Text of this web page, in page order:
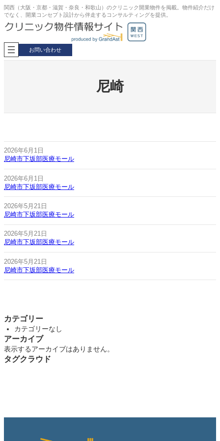
内
容
を
キ
ッ
関西（大阪・京都・滋賀・奈良・和歌山）のクリニック開業物件を掲載。物件紹介だけ
でなく、開業コンセプト設計から伴走するコンサルティングを提供。
お問い合わせ
尼崎
2026年6月1日
尼崎市下坂部医療モール
2026年6月1日
尼崎市下坂部医療モール
2026年5月21日
尼崎市下坂部医療モール
2026年5月21日
尼崎市下坂部医療モール
2026年5月21日
尼崎市下坂部医療モール
カテゴリー
カテゴリーなし
アーカイブ
表示するアーカイブはありません。
タグクラウド